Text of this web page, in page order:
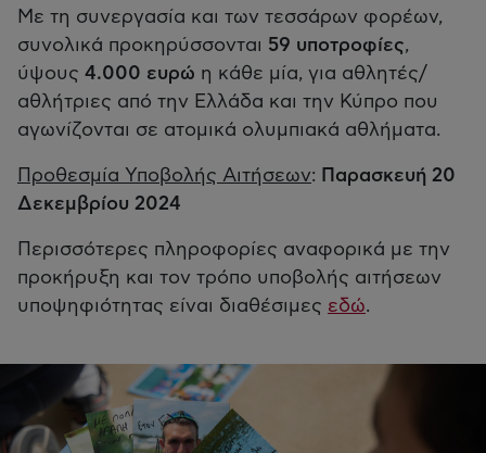
Με τη συνεργασία και των τεσσάρων φορέων,
συνολικά προκηρύσσονται 59 υποτροφίες,
ύψους 4.000 ευρώ η κάθε μία, για αθλητές/
αθλήτριες από την Ελλάδα και την Κύπρο που
αγωνίζονται σε ατομικά ολυμπιακά αθλήματα.
Προθεσμία Υποβολής Αιτήσεων: Παρασκευή 20
Δεκεμβρίου 2024
​Περισσότερες πληροφορίες αναφορικά με την
προκήρυξη και τον τρόπο υποβολής αιτήσεων
υποψηφιότητας είναι διαθέσιμες εδώ.